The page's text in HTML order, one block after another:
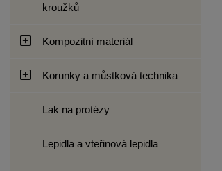
kroužků
Kompozitní materiál
Korunky a můstková technika
Lak na protézy
Lepidla a vteřinová lepidla